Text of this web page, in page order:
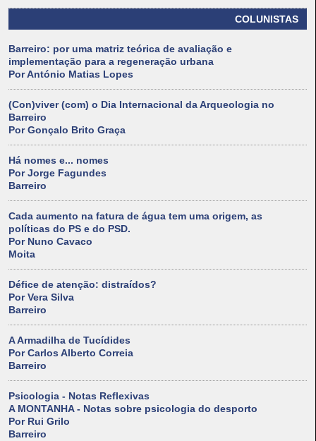
COLUNISTAS
Barreiro: por uma matriz teórica de avaliação e
implementação para a regeneração urbana
Por António Matias Lopes
(Con)viver (com) o Dia Internacional da Arqueologia no
Barreiro
Por Gonçalo Brito Graça
Há nomes e... nomes
Por Jorge Fagundes
Barreiro
Cada aumento na fatura de água tem uma origem, as
políticas do PS e do PSD.
Por Nuno Cavaco
Moita
Défice de atenção: distraídos?
Por Vera Silva
Barreiro
A Armadilha de Tucídides
Por Carlos Alberto Correia
Barreiro
Psicologia - Notas Reflexivas
A MONTANHA - Notas sobre psicologia do desporto
Por Rui Grilo
Barreiro